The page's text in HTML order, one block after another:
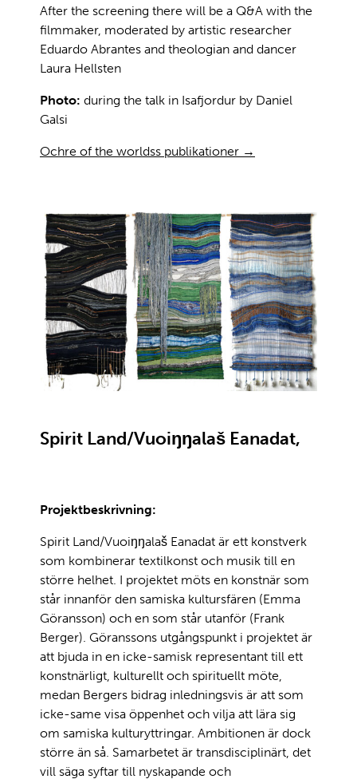
After the screening there will be a Q&A with the
filmmaker, moderated by artistic researcher
Eduardo Abrantes and theologian and dancer
Laura Hellsten
Photo: during the talk in Isafjordur by Daniel
Galsi
Ochre of the worldss publikationer →
Spirit Land/Vuoiŋŋalaš Eanadat,
Projektbeskrivning:
Spirit Land/Vuoiŋŋalaš Eanadat är ett konstverk
som kombinerar textilkonst och musik till en
större helhet. I projektet möts en konstnär som
står innanför den samiska kultursfären (Emma
Göransson) och en som står utanför (Frank
Berger). Göranssons utgångspunkt i projektet är
att bjuda in en icke-samisk representant till ett
konstnärligt, kulturellt och spirituellt möte,
medan Bergers bidrag inledningsvis är att som
icke-same visa öppenhet och vilja att lära sig
om samiska kulturyttringar. Ambitionen är dock
större än så. Samarbetet är transdisciplinärt, det
vill säga syftar till nyskapande och